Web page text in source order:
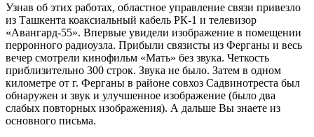
Узнав об этих работах, областное управление связи привезло
из Ташкента коаксиальный кабель РК-1 и телевизор
«Авангард-55». Впервые увидели изображение в помещении
перронного радиоузла. Прибыли связисты из Ферганы и весь
вечер смотрели кинофильм «Мать» без звука. Четкость
приблизительно 300 строк. Звука не было. Затем в одном
километре от г. Ферганы в районе совхоз Садвинотреста был
обнаружен и звук и улучшенное изображение (было два
слабых повторных изображения). А дальше Вы знаете из
основного письма.